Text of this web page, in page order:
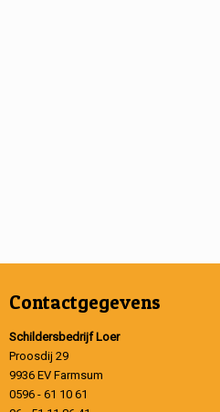
Contactgegevens
Schildersbedrijf Loer
Proosdij 29
9936 EV Farmsum
0596 - 61 10 61